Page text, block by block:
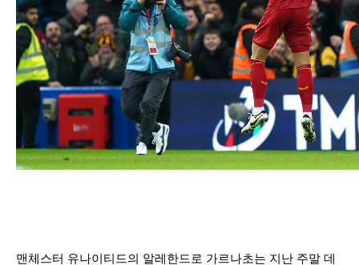
맨체스터 유나이티드의 알레한드로 가르나초는 지난 주말 데